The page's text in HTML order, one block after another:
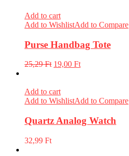
Add to cart
Add to WishlistAdd to Compare
Purse Handbag Tote
25,29Ft 19,00 Ft
Add to cart
Add to WishlistAdd to Compare
Quartz Analog Watch
32,99 Ft